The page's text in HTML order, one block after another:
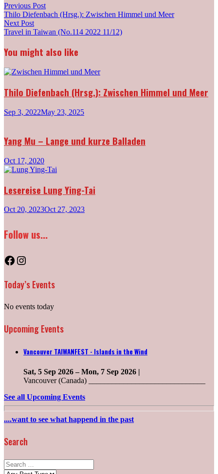
Post
navigation
Previous PostPrevious
post:
Thilo Diefenbach (Hrsg.): Zwischen Himmel und Meer
Next PostNext
post:
Travel in Taiwan (No.114 2022 11/12)
You might also like
Thilo Diefenbach (Hrsg.): Zwischen Himmel und Meer
Sep 3, 2022May 23, 2025
Yang Mu – Lange und kurze Balladen
Oct 17, 2020
Lesereise Lung Ying-Tai
Oct 20, 2023Oct 27, 2023
Follow us...
Facebook
Instagram
Today’s Events
No events today
Upcoming Events
Vancouver TAIWANFEST - Islands in the Wind
Sat, 5 Sep 2026– Mon, 7 Sep 2026 |
Vancouver (Canada) ______________________________
See all Upcoming Events
....want to see what happend in the past
Search
Search
for: